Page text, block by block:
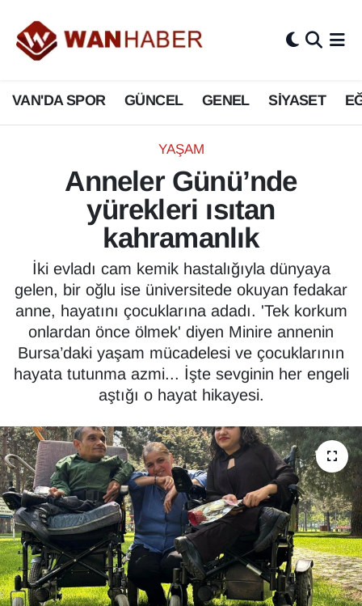
VAN'DA SPOR GÜNCEL GENEL SİYASET
YAŞAM
Anneler Günü’nde
yürekleri ısıtan
kahramanlık
İki evladı cam kemik hastalığıyla dünyaya
gelen, bir oğlu ise üniversitede okuyan fedakar
anne, hayatını çocuklarına adadı. 'Tek korkum
onlardan önce ölmek' diyen Minire annenin
Bursa’daki yaşam mücadelesi ve çocuklarının
hayata tutunma azmi... İşte sevginin her engeli
aştığı o hayat hikayesi.
3.SAYFA
ASAYİŞ
BİLİM VE TEKNOLOJİ
Biyografi
Bölge Haberleri
ÇEVRE
Deprem
Dernekler, Odalar
DÜNYA
EĞİTİM
EKONOMİ
Eleman
Emlak
Van Nöbetçi Eczaneler
Van Hava Durumu
Van Namaz Vakitleri
Van Trafik Yoğunluk Haritası
Süper Lig Puan Durumu ve Fikstür
Tüm Manşetler
Son Dakika Haberleri
Haber Arşivi